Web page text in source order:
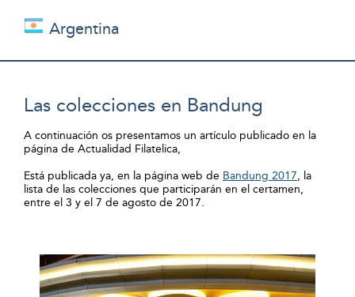
Argentina
Las colecciones en Bandung
A continuación os presentamos un artículo publicado en la
página de Actualidad Filatelica,
Está publicada ya, en la página web de Bandung 2017, la
lista de las colecciones que participarán en el certamen,
entre el 3 y el 7 de agosto de 2017.